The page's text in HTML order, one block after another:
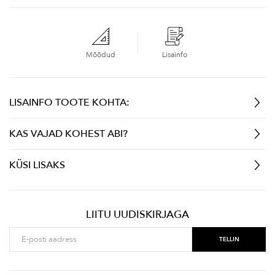
Mõõdud Lisainfo
LISAINFO TOOTE KOHTA:
KAS VAJAD KOHEST ABI?
KÜSI LISAKS
LIITU UUDISKIRJAGA